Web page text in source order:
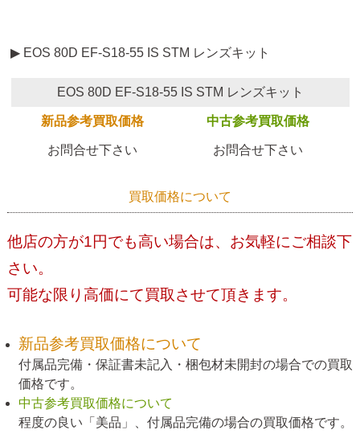
▶ EOS 80D EF-S18-55 IS STM レンズキット
EOS 80D EF-S18-55 IS STM レンズキット
新品参考買取価格 中古参考買取価格
お問合せ下さい お問合せ下さい
買取価格について
他店の方が1円でも高い場合は、お気軽にご相談下
さい。
可能な限り高価にて買取させて頂きます。
新品参考買取価格について
付属品完備・保証書未記入・梱包材未開封の場合での買取
価格です。
中古参考買取価格について
程度の良い「美品」、付属品完備の場合の買取価格です。